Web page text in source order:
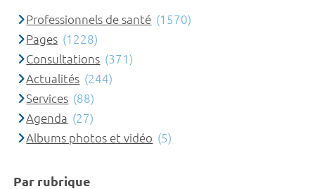
Professionnels de santé (1570)
Pages (1228)
Consultations (371)
Actualités (244)
Services (88)
Agenda (27)
Albums photos et vidéo (5)
Par rubrique